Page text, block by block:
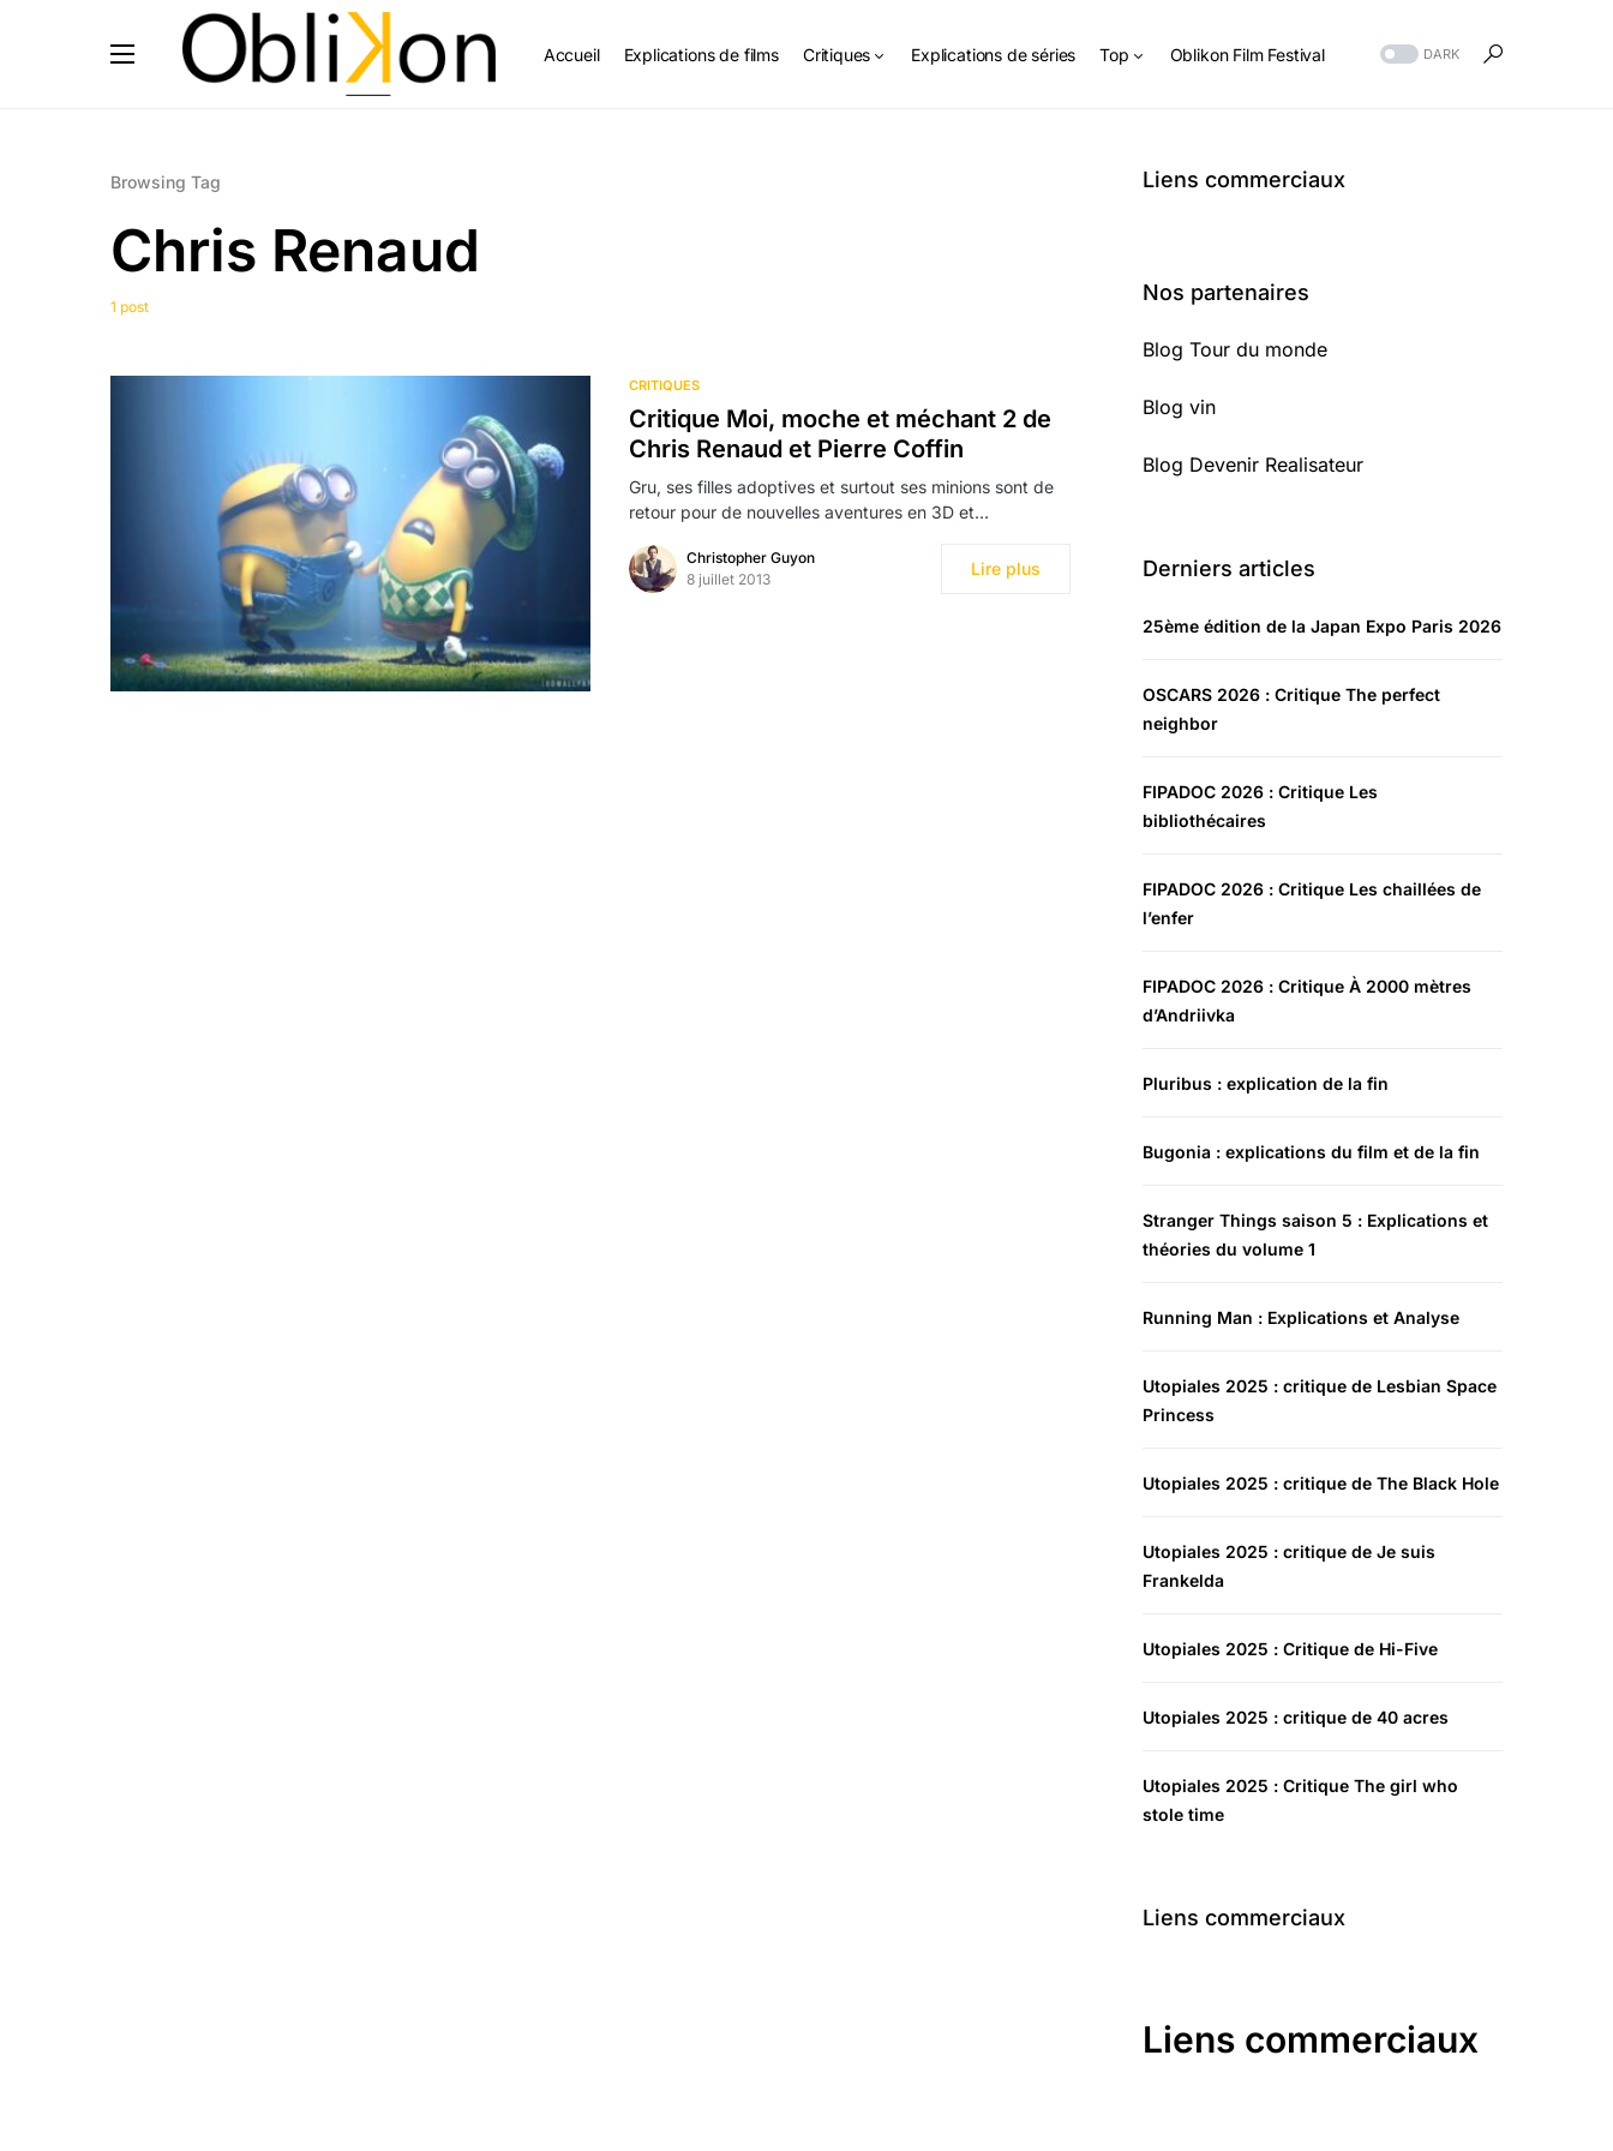
Accueil Explications de films Critiques Explications de séries Top Oblikon Film Festival DARK
Browsing Tag
Chris Renaud
1 post
CRITIQUES
Critique Moi, moche et méchant 2 de
Chris Renaud et Pierre Coffin
Gru, ses filles adoptives et surtout ses minions sont de
retour pour de nouvelles aventures en 3D et…
Christopher Guyon
8 juillet 2013
Lire plus
Liens commerciaux
Nos partenaires
Blog Tour du monde
Blog vin
Blog Devenir Realisateur
Derniers articles
25ème édition de la Japan Expo Paris 2026
OSCARS 2026 : Critique The perfect
neighbor
FIPADOC 2026 : Critique Les
bibliothécaires
FIPADOC 2026 : Critique Les chaillées de
l’enfer
FIPADOC 2026 : Critique À 2000 mètres
d’Andriivka
Pluribus : explication de la fin
Bugonia : explications du film et de la fin
Stranger Things saison 5 : Explications et
théories du volume 1
Running Man : Explications et Analyse
Utopiales 2025 : critique de Lesbian Space
Princess
Utopiales 2025 : critique de The Black Hole
Utopiales 2025 : critique de Je suis
Frankelda
Utopiales 2025 : Critique de Hi-Five
Utopiales 2025 : critique de 40 acres
Utopiales 2025 : Critique The girl who
stole time
Liens commerciaux
Liens commerciaux